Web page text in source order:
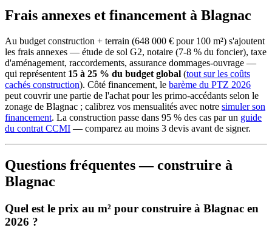
Frais annexes et financement à Blagnac
Au budget construction + terrain (648 000 € pour 100 m²) s'ajoutent
les frais annexes — étude de sol G2, notaire (7-8 % du foncier), taxe
d'aménagement, raccordements, assurance dommages-ouvrage —
qui représentent 15 à 25 % du budget global (tout sur les coûts
cachés construction). Côté financement, le barème du PTZ 2026
peut couvrir une partie de l'achat pour les primo-accédants selon le
zonage de Blagnac ; calibrez vos mensualités avec notre simuler son
financement. La construction passe dans 95 % des cas par un guide
du contrat CCMI — comparez au moins 3 devis avant de signer.
Questions fréquentes — construire à
Blagnac
Quel est le prix au m² pour construire à Blagnac en
2026 ?